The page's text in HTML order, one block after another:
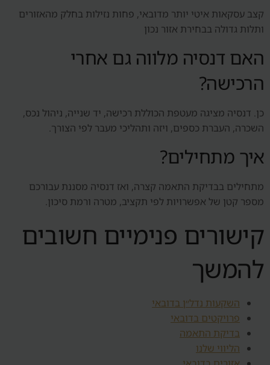
קצב עסקאות איטי יותר מדובאי, פחות נזילות בחלק מהאזורים
ותלות גדולה בבחירת אזור נכון
האם דנסיה מלווה גם אחרי
הרכישה?
כן. דנסיה מציגה מעטפת הכוללת רכישה, יד שנייה, ניהול נכס,
השכרה, העברת כספים, ויזה ותהליכי מעבר לפי הצורך.
איך מתחילים?
מתחילים בבדיקת התאמה קצרה, ואז דנסיה מסננת עבורכם
מספר קטן של אפשרויות לפי תקציב, מטרה ורמת סיכון.
קישורים פנימיים חשובים
להמשך
השקעות נדל״ן בדובאי
פרויקטים בדובאי
בדיקת התאמה
הליווי שלנו